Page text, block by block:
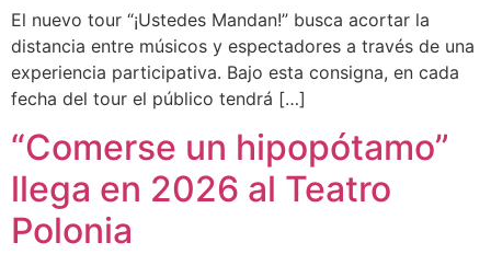
El nuevo tour “¡Ustedes Mandan!” busca acortar la
distancia entre músicos y espectadores a través de una
experiencia participativa. Bajo esta consigna, en cada
fecha del tour el público tendrá […]
“Comerse un hipopótamo”
llega en 2026 al Teatro
Polonia